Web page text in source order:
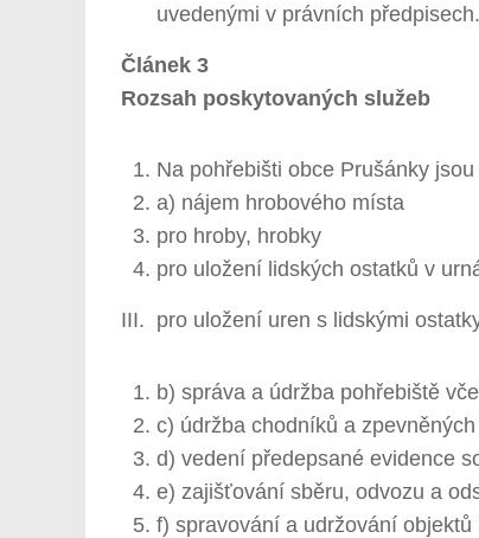
uvedenými v právních předpisech.
Článek 3
Rozsah poskytovaných služeb
Na pohřebišti obce Prušánky
a) nájem hrobového místa
pro hroby, hrobky
pro uložení lidských ostatků v
III. pro uložení uren s lidskými
b) správa a údržba pohřebiště
c) údržba chodníků a
d) vedení předepsané evidence
e) zajišťování sběru, odvozu a
f) spravování a udržování